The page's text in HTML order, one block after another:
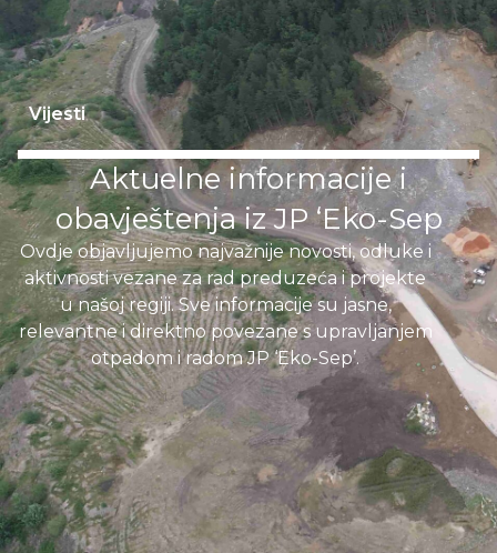
Vijesti
Aktuelne informacije i
obavještenja iz JP ‘Eko-Sep
Ovdje objavljujemo najvažnije novosti, odluke i
aktivnosti vezane za rad preduzeća i projekte
u našoj regiji. Sve informacije su jasne,
relevantne i direktno povezane s upravljanjem
otpadom i radom JP ‘Eko-Sep’.